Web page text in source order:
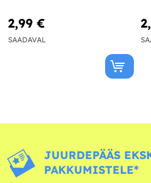
2,99 €
SAADAVAL
JUURDEPÄÄS
PAKKUMISTELE*